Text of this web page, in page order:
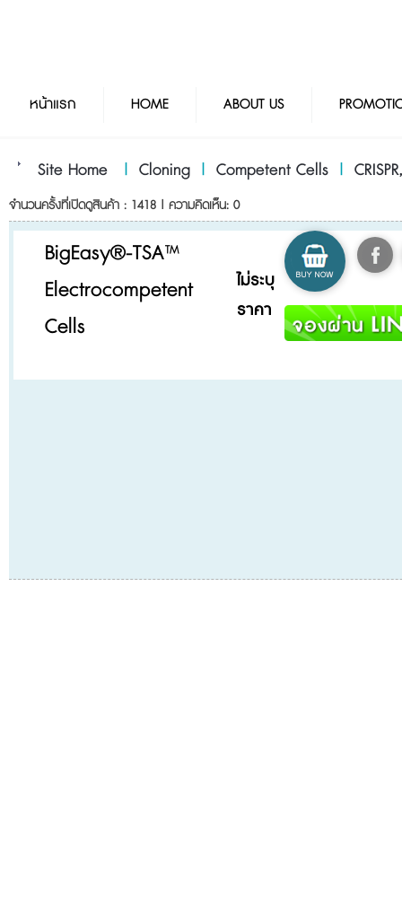
หน้าแรก HOME ABOUT US
Site Home | Cloning | Competent Cells |
จำนวนครั้งที่เปิดดูสินค้า : 1418 | ความคิดเห็น: 0
BigEasy®-TSA™
Electrocompetent
Cells
ไม่ระบุ
ราคา